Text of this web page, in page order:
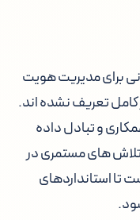
برای مدیریت هویت
کامل تعریف نشده اند.
و تبادل داده
های مستمری در
تا استانداردهای